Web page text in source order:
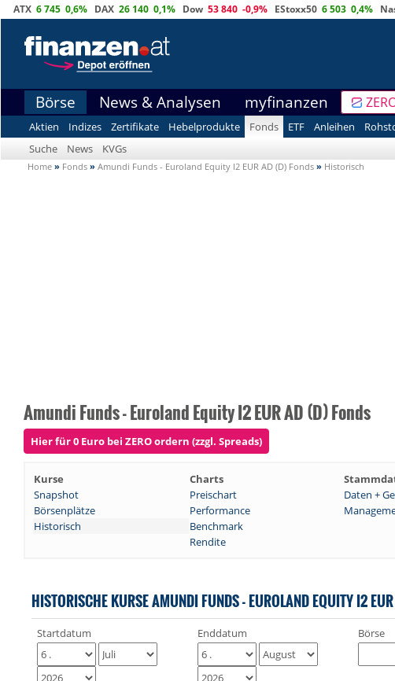
ATX 6 745 0,6% DAX 26 140 0,1% Dow 53 840 -0,9% EStoxx50 6 503 0,4%
Börse News & Analysen myfinanzen
Aktien Indizes Zertifikate Hebelprodukte Fonds ETF Anleihen
Suche
News KVGs
Home » Fonds » Amundi Funds - Euroland Equity I2 EUR AD (D) Fonds » Historisch
Amundi Funds - Euroland Equity I2 EUR AD (D) Fonds
Hier für 0 Euro bei ZERO ordern (zzgl. Spreads)
Kurse Charts
Snapshot
Preischart Daten +
Börsenplätze
Performance
Historisch
Benchmark
Rendite
HISTORISCHE KURSE AMUNDI FUNDS - EUROLAND EQUITY I2
Startdatum Enddatum
Börse